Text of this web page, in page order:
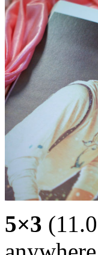
5×3